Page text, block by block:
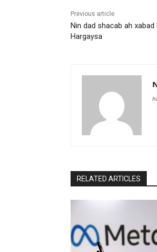
Previous article
Nin dad shacab ah
Hargaysa
RELATED ARTICLES